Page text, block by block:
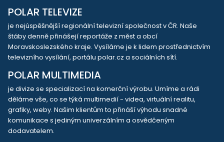
POLAR TELEVIZE
je nejúspěšnější regionální televizní společnost v ČR. Naše
štáby denně přinášejí reportáže z měst a obcí
Moravskoslezského kraje. Vysíláme je k lidem prostřednictvím
televizního vysílání, portálu polar.cz a sociálních sítí.
POLAR MULTIMEDIA
je divize se specializací na komerční výrobu. Umíme a rádi
děláme vše, co se týká multimedií - videa, virtuální realitu,
grafiky, weby. Našim klientům to přináší výhodu snadné
komunikace s jediným univerzálním a osvědčeným
dodavatelem.